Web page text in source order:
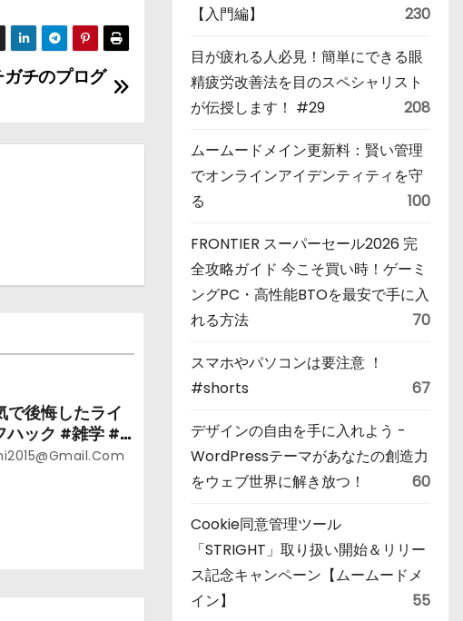
ガチのプログ
で後悔したライ
ハック #雑学 #
【入門編】
230
目が疲れる人必見！簡単にできる眼
精疲労改善法を目のスペシャリスト
が伝授します！ #29
208
ムームードメイン更新料：賢い管理
でオンラインアイデンティティを守
る
100
FRONTIER スーパーセール2026 完
全攻略ガイド 今こそ買い時！ゲーミ
ングPC・高性能BTOを最安で手に入
れる方法
70
スマホやパソコンは要注意 ！
#shorts
67
デザインの自由を手に入れよう -
WordPressテーマがあなたの創造力
をウェブ世界に解き放つ！
60
Cookie同意管理ツール
「STRIGHT」取り扱い開始＆リリー
ス記念キャンペーン【ムームードメ
イン】
55